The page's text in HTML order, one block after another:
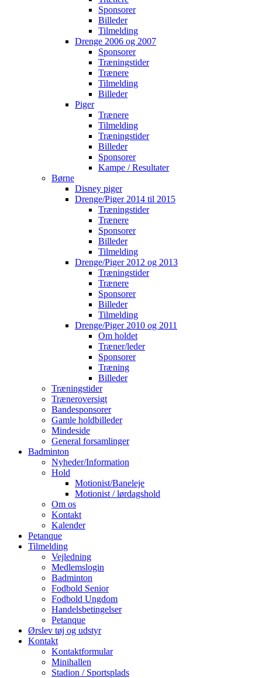
Sponsorer
Billeder
Tilmelding
Drenge 2006 og 2007
Sponsorer
Træningstider
Trænere
Tilmelding
Billeder
Piger
Trænere
Tilmelding
Træningstider
Billeder
Sponsorer
Kampe / Resultater
Børne
Disney piger
Drenge/Piger 2014 til 2015
Træningstider
Trænere
Sponsorer
Billeder
Tilmelding
Drenge/Piger 2012 og 2013
Træningstider
Trænere
Sponsorer
Billeder
Tilmelding
Drenge/Piger 2010 og 2011
Om holdet
Træner/leder
Sponsorer
Træning
Billeder
Træningstider
Træneroversigt
Bandesponsorer
Gamle holdbilleder
Mindeside
General forsamlinger
Badminton
Nyheder/Information
Hold
Motionist/Baneleje
Motionist / lørdagshold
Om os
Kontakt
Kalender
Petanque
Tilmelding
Vejledning
Medlemslogin
Badminton
Fodbold Senior
Fodbold Ungdom
Handelsbetingelser
Petanque
Ørslev tøj og udstyr
Kontakt
Kontaktformular
Minihallen
Stadion / Sportsplads